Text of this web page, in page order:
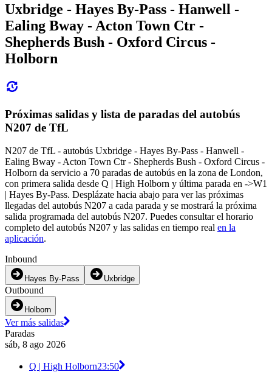
Uxbridge - Hayes By-Pass - Hanwell -
Ealing Bway - Acton Town Ctr -
Shepherds Bush - Oxford Circus -
Holborn
Próximas salidas y lista de paradas del autobús
N207 de TfL
N207 de TfL - autobús Uxbridge - Hayes By-Pass - Hanwell -
Ealing Bway - Acton Town Ctr - Shepherds Bush - Oxford Circus -
Holborn da servicio a 70 paradas de autobús en la zona de London,
con primera salida desde Q | High Holborn y última parada en ->W1
| Hayes By-Pass. Desplázate hacia abajo para ver las próximas
llegadas del autobús N207 a cada parada y se mostrará la próxima
salida programada del autobús N207. Puedes consultar el horario
completo del autobús N207 y las salidas en tiempo real en la
aplicación.
Inbound
Hayes By-Pass Uxbridge
Outbound
Holborn
Ver más salidas
Paradas
sáb, 8 ago 2026
Q | High Holborn23:50